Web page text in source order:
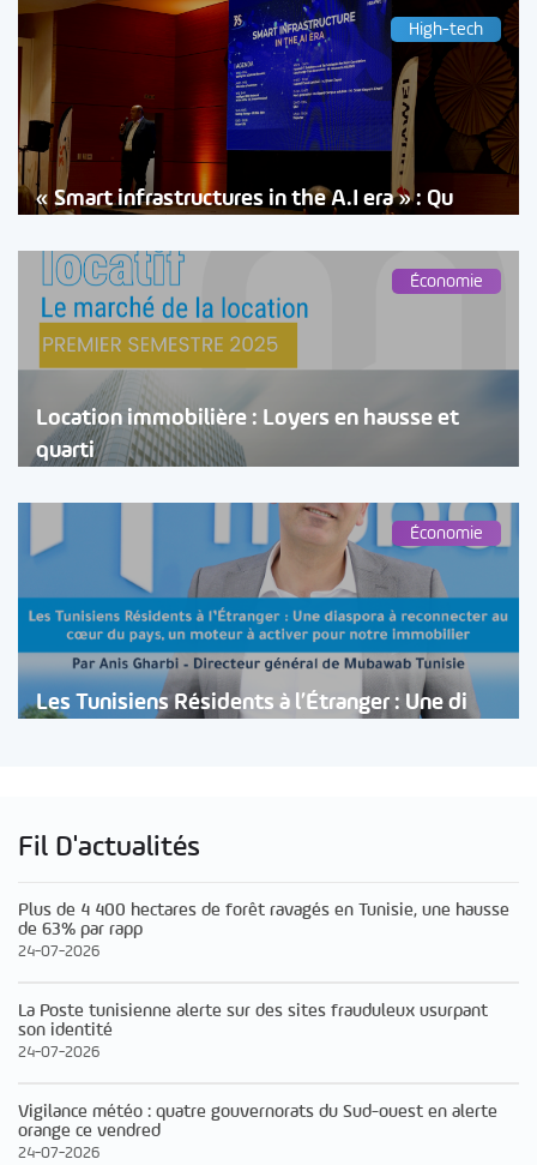
High-tech
« Smart infrastructures in the A.I era » : Qu
Économie
Location immobilière : Loyers en hausse et
quarti
Économie
Les Tunisiens Résidents à l’Étranger : Une di
Fil D'actualités
Plus de 4 400 hectares de forêt ravagés en Tunisie, une hausse
de 63% par rapp
24-07-2026
La Poste tunisienne alerte sur des sites frauduleux usurpant
son identité
24-07-2026
Vigilance météo : quatre gouvernorats du Sud-ouest en alerte
orange ce vendred
24-07-2026